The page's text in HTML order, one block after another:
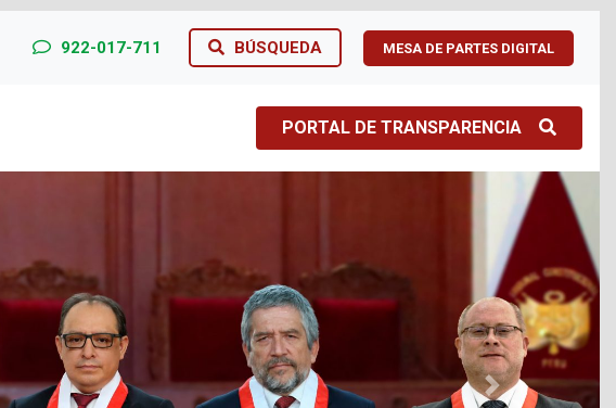
922-017-711 BÚSQUEDA MESA DE PARTES DIGITAL
PORTAL DE TRANSPARENCIA
Next